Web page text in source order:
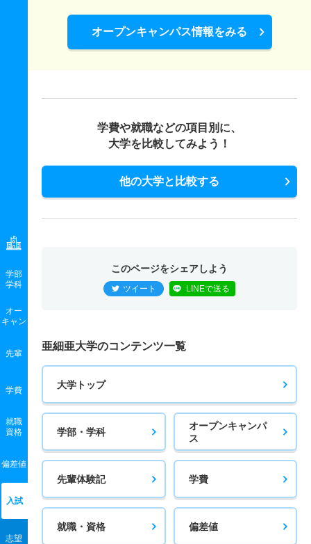
学部
学科
オー
キャン
先輩
学費
就職
資格
偏差値
入試
志望
オープンキャンパス情報をみる
学費や就職などの項目別に、
大学を比較してみよう！
他の大学と比較する
このページをシェアしよう
ツイート LINEで送る
亜細亜大学のコンテンツ一覧
大学トップ
学部・学科
オープンキャンパ
ス
先輩体験記 学費
就職・資格 偏差値